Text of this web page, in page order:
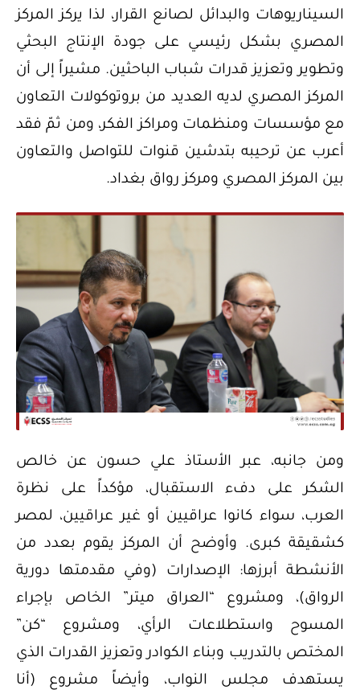
السيناريوهات والبدائل لصانع القرار، لذا يركز المركز
المصري بشكل رئيسي على جودة الإنتاج البحثي
وتطوير وتعزيز قدرات شباب الباحثين. مشيراً إلى أن
المركز المصري لديه العديد من بروتوكولات التعاون
مع مؤسسات ومنظمات ومراكز الفكر، ومن ثمّ فقد
أعرب عن ترحيبه بتدشين قنوات للتواصل والتعاون
بين المركز المصري ومركز رواق بغداد.
ومن جانبه، عبر الأستاذ علي حسون عن خالص
الشكر على دفء الاستقبال، مؤكداً على نظرة
العرب، سواء كانوا عراقيين أو غير عراقيين، لمصر
كشقيقة كبرى. وأوضح أن المركز يقوم بعدد من
الأنشطة أبرزها: الإصدارات (وفي مقدمتها دورية
الرواق)، ومشروع “العراق ميتر” الخاص بإجراء
المسوح واستطلاعات الرأي، ومشروع “كن”
المختص بالتدريب وبناء الكوادر وتعزيز القدرات الذي
يستهدف مجلس النواب، وأيضاً مشروع (أنا